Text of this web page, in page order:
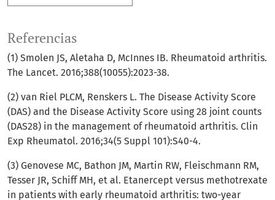
Referencias
(1) Smolen JS, Aletaha D, McInnes IB. Rheumatoid arthritis.
The Lancet. 2016;388(10055):2023-38.
(2) van Riel PLCM, Renskers L. The Disease Activity Score
(DAS) and the Disease Activity Score using 28 joint counts
(DAS28) in the management of rheumatoid arthritis. Clin
Exp Rheumatol. 2016;34(5 Suppl 101):S40-4.
(3) Genovese MC, Bathon JM, Martin RW, Fleischmann RM,
Tesser JR, Schiff MH, et al. Etanercept versus methotrexate
in patients with early rheumatoid arthritis: two-year